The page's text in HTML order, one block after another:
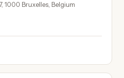
1000 Bruxelles, Belgium